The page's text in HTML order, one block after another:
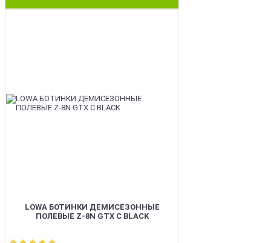
LOWA БОТИНКИ ДЕМИСЕЗОННЫЕ
ПОЛЕВЫЕ Z-8N GTX C BLACK